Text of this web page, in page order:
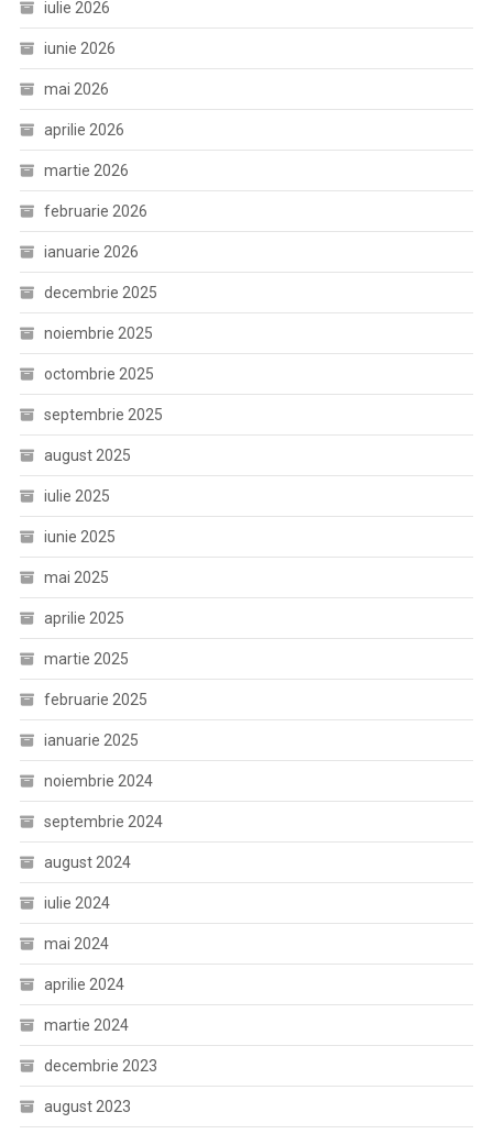
iulie 2026
iunie 2026
mai 2026
aprilie 2026
martie 2026
februarie 2026
ianuarie 2026
decembrie 2025
noiembrie 2025
octombrie 2025
septembrie 2025
august 2025
iulie 2025
iunie 2025
mai 2025
aprilie 2025
martie 2025
februarie 2025
ianuarie 2025
noiembrie 2024
septembrie 2024
august 2024
iulie 2024
mai 2024
aprilie 2024
martie 2024
decembrie 2023
august 2023